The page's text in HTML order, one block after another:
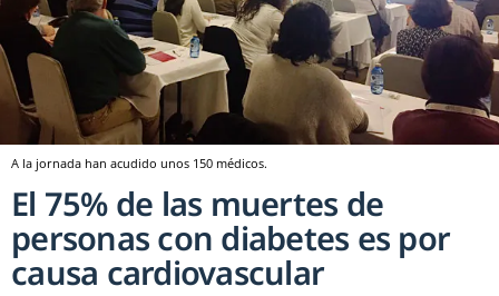
A la jornada han acudido unos 150 médicos.
El 75% de las muertes de
personas con diabetes es por
causa cardiovascular